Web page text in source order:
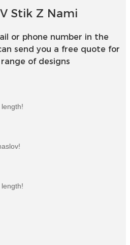
Stik Z Nami
or phone number in the
send you a free quote for
of designs